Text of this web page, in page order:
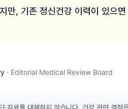
만, 기존 정신건강 이력이 있으
· Editorial Medical Review Board
치료를 대체하지 않습니다. 건강 관련 결정